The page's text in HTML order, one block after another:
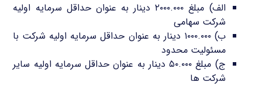
الف) مبلغ ۲۰۰۰.۰۰۰ دینار به عنوان حداقل سرمایه اولیه
شرکت سهامی
ب) ۱۰۰۰.۰۰۰ دینار به عنوان حداقل سرمایه اولیه شرکت با
مسئولیت محدود
ج) مبلغ ۵۰.۰۰۰ دینار به عنوان حداقل سرمایه اولیه سایر
شرکت ها